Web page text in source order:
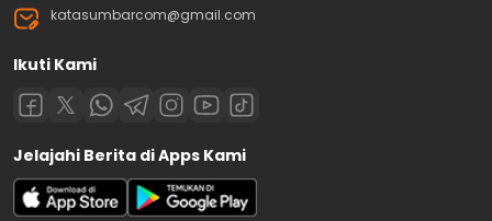
katasumbarcom@gmail.com
Ikuti Kami
Jelajahi Berita di Apps Kami